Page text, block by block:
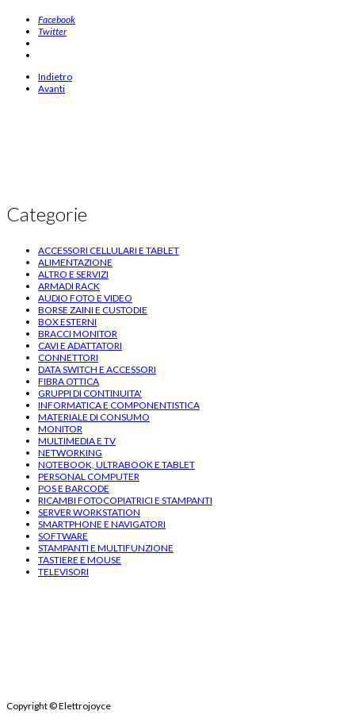
Facebook
Twitter
Indietro
Avanti
Categorie
ACCESSORI CELLULARI E TABLET
ALIMENTAZIONE
ALTRO E SERVIZI
ARMADI RACK
AUDIO FOTO E VIDEO
BORSE ZAINI E CUSTODIE
BOX ESTERNI
BRACCI MONITOR
CAVI E ADATTATORI
CONNETTORI
DATA SWITCH E ACCESSORI
FIBRA OTTICA
GRUPPI DI CONTINUITA'
INFORMATICA E COMPONENTISTICA
MATERIALE DI CONSUMO
MONITOR
MULTIMEDIA E TV
NETWORKING
NOTEBOOK, ULTRABOOK E TABLET
PERSONAL COMPUTER
POS E BARCODE
RICAMBI FOTOCOPIATRICI E STAMPANTI
SERVER WORKSTATION
SMARTPHONE E NAVIGATORI
SOFTWARE
STAMPANTI E MULTIFUNZIONE
TASTIERE E MOUSE
TELEVISORI
Copyright© Elettrojoyce